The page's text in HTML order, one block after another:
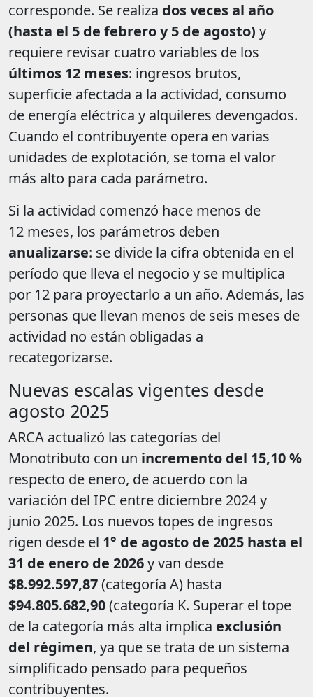
corresponde. Se realiza dos veces al año
(hasta el 5 de febrero y 5 de agosto) y
requiere revisar cuatro variables de los
últimos 12 meses: ingresos brutos,
superficie afectada a la actividad, consumo
de energía eléctrica y alquileres devengados.
Cuando el contribuyente opera en varias
unidades de explotación, se toma el valor
más alto para cada parámetro.
Si la actividad comenzó hace menos de
12 meses, los parámetros deben
anualizarse: se divide la cifra obtenida en el
período que lleva el negocio y se multiplica
por 12 para proyectarlo a un año. Además, las
personas que llevan menos de seis meses de
actividad no están obligadas a
recategorizarse.
Nuevas escalas vigentes desde
agosto 2025
ARCA actualizó las categorías del
Monotributo con un incremento del 15,10 %
respecto de enero, de acuerdo con la
variación del IPC entre diciembre 2024 y
junio 2025. Los nuevos topes de ingresos
rigen desde el 1° de agosto de 2025 hasta el
31 de enero de 2026y van desde
$8.992.597,87(categoría A) hasta
$94.805.682,90(categoría K. Superar el tope
de la categoría más alta implica exclusión
del régimen, ya que se trata de un sistema
simplificado pensado para pequeños
contribuyentes.